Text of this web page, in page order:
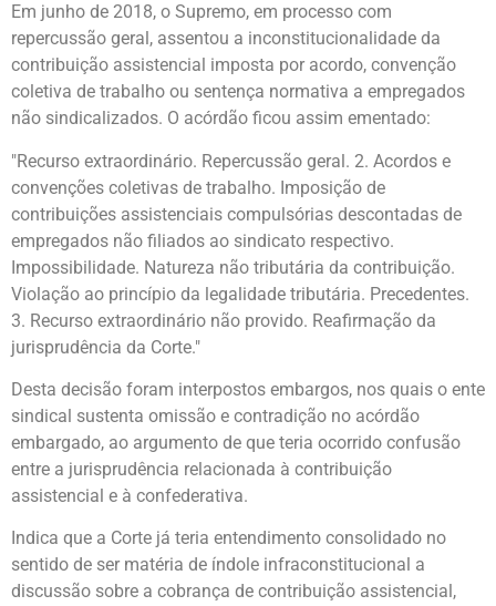
Em junho de 2018, o Supremo, em processo com
repercussão geral, assentou a inconstitucionalidade da
contribuição assistencial imposta por acordo, convenção
coletiva de trabalho ou sentença normativa a empregados
não sindicalizados. O acórdão ficou assim ementado:
"Recurso extraordinário. Repercussão geral. 2. Acordos e
convenções coletivas de trabalho. Imposição de
contribuições assistenciais compulsórias descontadas de
empregados não filiados ao sindicato respectivo.
Impossibilidade. Natureza não tributária da contribuição.
Violação ao princípio da legalidade tributária. Precedentes.
3. Recurso extraordinário não provido. Reafirmação da
jurisprudência da Corte."
Desta decisão foram interpostos embargos, nos quais o ente
sindical sustenta omissão e contradição no acórdão
embargado, ao argumento de que teria ocorrido confusão
entre a jurisprudência relacionada à contribuição
assistencial e à confederativa.
Indica que a Corte já teria entendimento consolidado no
sentido de ser matéria de índole infraconstitucional a
discussão sobre a cobrança de contribuição assistencial,